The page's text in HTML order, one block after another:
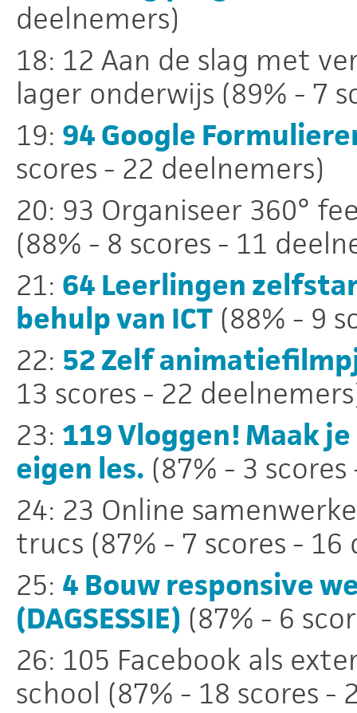
deelnemers)
18: 12 Aan de slag met
lager onderwijs (89% - 7
19: 94 Google
scores - 22 deelnemers)
20: 93 Organiseer 360°
(88% - 8 scores - 11
21: 64 Leerlingen
behulp van ICT (88% - 9
22: 52 Zelf
13 scores - 22
23: 119 Vloggen! Maak
eigen les. (87% - 3
24: 23 Online
trucs (87% - 7 scores - 16
25: 4 Bouw responsive
(DAGSESSIE) (87% - 6
26: 105 Facebook als
school (87% - 18 scores -